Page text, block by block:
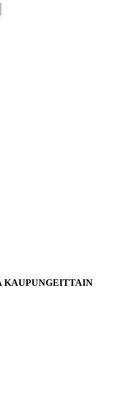
KAUPUNGEITTAIN